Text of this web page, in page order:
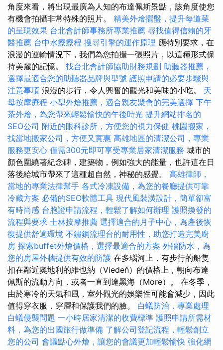
角度來看，將出現最廣為人知的布達佩斯景點，該角度使您
有機會拍攝非常特殊的照片。 精美外燴擺盤，提升每道菜
的呈現效果 台北會計師事務所專業推薦 尋找值得信賴的牙
醫推薦 台中水療療程 搜尋引擎的運作原理 應特別要求，在
浪漫的運輸情況下，我們為您拍攝一張照片，以這種形式保
持美麗的記憶。 找台北會計師協助財務規劃 助聽器推薦，
選擇最適合您的助聽器品牌與型號 護照申請的必要步驟與
注意事項 浪漫的步行，令人興奮的觀光和美味的小吃。 天
母按摩療程 小型外燴推薦，適合親友聚會的完美選擇 下午
茶外燴，為您帶來輕鬆愉快的午後時光 提升網站排名的
SEO公司 附近的眼科診所，方便您的視力保健 桃園搬家，
找當地搬家公司，方便又實惠 高雄地區的清潔公司，專業
服務更安心 僅需300元即可享受專業居家清潔服務 城市的
顏色圍繞著紀念碑，建築物，例如強大的能量，也許這在日
落後給城市帶來了這種超自然，神秘的感覺。 高雄律師，
當地的專業法律幫手 各式冷凍設備，為您的餐廳提供可靠
冷藏方案 必備的SEO軟體工具 現代風裝潢設計，簡單卻富
有時尚感 台胞證申請流程，輕鬆了解如何辦理 護照換發的
流程與要求 士林按摩推薦 選擇適合的月子中心，為產後恢
復提供舒適環境 不鏽鋼流理台的耐用性，助您打造完美廚
房 探索buffet外燴價格，選擇最適合的方案 外牆防水，為
您的房屋外牆提供有效的防護 在多瑙河上，有步行的船隻
扣在鄰近奧地利的維也納（Viedeň）的價格上，朝向布達
佩斯的流動方向，或者一直到達黑海（More）。 在冬季，
由於寒冷的天氣和風，室外觀光的娛樂性可能會減少，因此
值得穿衣服，穿層和保護我們的臉。 白蟻防治，專業處理
白蟻侵襲問題 一小時居家清潔的收費標準 護照申請所需材
料，為您的出國旅行做準備 了解公司登記流程，輕鬆創立
您的公司 會議點心外燴，讓您的會議更加輕鬆愉快 強化網